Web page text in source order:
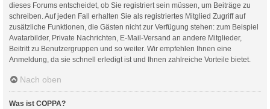
dieses Forums entscheidet, ob Sie registriert sein müssen, um Beiträge zu
schreiben. Auf jeden Fall erhalten Sie als registriertes Mitglied Zugriff auf
zusätzliche Funktionen, die Gästen nicht zur Verfügung stehen: zum Beispiel
Avatarbilder, Private Nachrichten, E-Mail-Versand an andere Mitglieder,
Beitritt zu Benutzergruppen und so weiter. Wir empfehlen Ihnen eine
Anmeldung, da sie schnell erledigt ist und Ihnen zahlreiche Vorteile bietet.
Nach oben
Was ist COPPA?